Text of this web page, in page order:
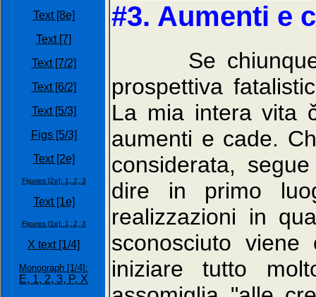
Text [8e]
Text [7]
Text [7/2]
Text [6/2]
Text [5/3]
Figs [5/3]
Text [2e]
Figures [2e]: 1, 2, 3
Text [1e]
Figures [1e]: 1, 2, 3
X text [1/4]
Monograph [1/4]:
E, 1, 2, 3, P, X
#3. Aumenti e
Se chiunque
prospettiva
La mia intera vita
aumenti e cade.
considerata,
dire in primo
realizzazioni in
sconosciuto
iniziare tutto